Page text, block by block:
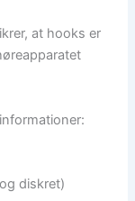
at hooks er
diskret)